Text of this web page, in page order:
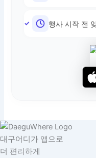
행사 시작 전
대구어디가 앱으로
더 편리하게